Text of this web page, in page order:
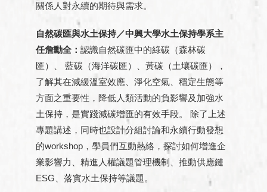
關係人對永續的期待與需求。
自然碳匯與水土保持／中興大學水土保持學系主
任詹勳全： 認識自然碳匯中的綠碳（森林碳
匯）、 藍碳（海洋碳匯）、黃碳（土壤碳匯），
了解其在減緩溫室效應、淨化空氣、穩定生態等
方面之重要性，降低人類活動的負影響及加強水
土保持，是實踐減碳增匯的有效手段。 除了上述
專題講述，同時也設計分組討論和永續行動發想
的workshop，學員們互動熱絡，探討如何增進企
業影響力、精進人權議題管理機制、推動供應鏈
ESG、落實水土保持等議題。